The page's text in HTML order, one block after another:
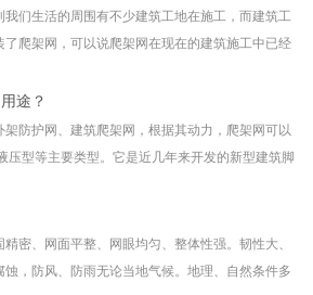
我们生活的周围有不少建筑工地在施工，而建筑工
爬架网，可以说爬架网在现在的建筑施工中已经
途？
防护网、建筑爬架网，根据其动力，爬架网可以
压型等主要类型。它是近几年来开发的新型建筑脚
密、网面平整、网眼均匀、整体性强。韧性大、
，防风、防雨无论当地气候。地理、自然条件多